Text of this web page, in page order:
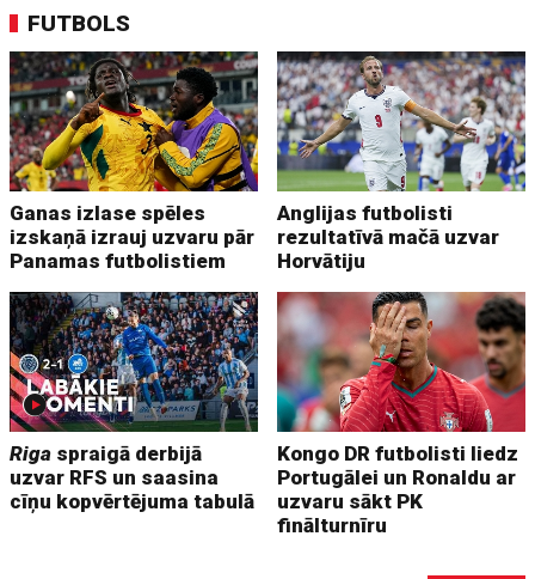
FUTBOLS
Ganas izlase spēles
izskaņā izrauj uzvaru pār
Panamas futbolistiem
Anglijas futbolisti
rezultatīvā mačā uzvar
Horvātiju
Riga spraigā derbijā
uzvar RFS un saasina
cīņu kopvērtējuma tabulā
Kongo DR futbolisti liedz
Portugālei un Ronaldu ar
uzvaru sākt PK
finālturnīru